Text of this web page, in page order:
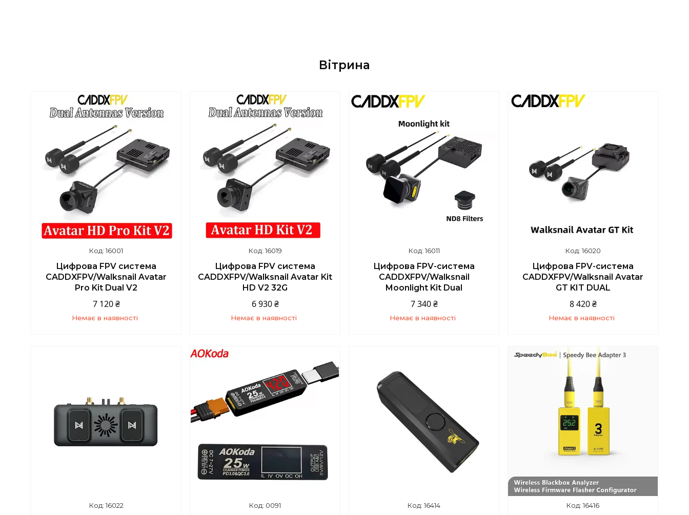
Вітрина
16001
Цифрова FPV система
CADDXFPV/Walksnail Avatar
Pro Kit Dual V2
7 120 ₴
Немає в наявності
16019
Цифрова FPV система
CADDXFPV/Walksnail Avatar Kit
HD V2 32G
6 930 ₴
Немає в наявності
16011
Цифрова FPV-система
CADDXFPV/Walksnail
Moonlight Kit Dual
7 340 ₴
Немає в наявності
16020
Цифрова FPV-система
CADDXFPV/Walksnail Avatar
GT KIT DUAL
8 420 ₴
Немає в наявності
+380 (93) 859-87-14
16022 0091 16414 16416